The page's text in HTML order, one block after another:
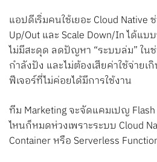
แอปดีเริ่มคนใช้เยอะ Cloud Native
Up/Out และ Scale Down/In ได้แบ
ไม่มีสะดุด ลดปัญหา “ระบบล่ม” ใ
กำลังปัง และไม่ต้องเสียค่าใช้จ่ายเ
ฟีเจอร์ที่ไม่ค่อยได้มีการใช้งาน
ทีม Marketing จะจัดแคมเปญ Flash
ไหนก็หมดห่วงเพราะระบบ Cloud
Container หรือ Serverless